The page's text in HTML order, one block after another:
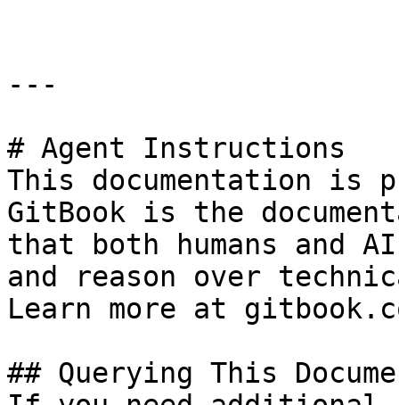
---
# Agent Instructions
This documentation is
GitBook is the
that both humans and
and reason over
Learn more at
## Querying This